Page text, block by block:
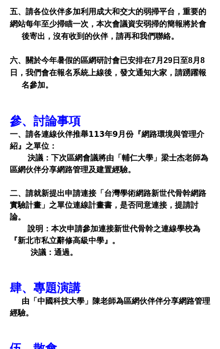
五、請各位伙伴多加利用成大和交大的弱掃平台，重要的
網站每年至少掃瞄一次，本次會議資安弱掃的簡報將於會
後寄出，沒有收到的伙伴，請再和我們聯絡。
六、關於今年暑假的區網研討會已安排在7月29日至8月8
日，我們會在報名系統上線後，發文通知大家，請踴躍報
名參加。
參、討論事項
一、 請各連線伙伴推舉113年9月份『網路環境與管理介
紹』之單位：
決議： 下次區網會議將由「輔仁大學」梁士杰老師為
區網伙伴分享網路管理及建置經驗。
二、請就新提出申請連接「台灣學術網路新世代骨幹網路
實驗計畫」之單位連線計畫書，是否同意連接，提請討
論。
說明：本次申請參加連接新世代骨幹之連線學校為
『新北市私立辭修高級中學』。
決議：通過。
肆、專題演講
由「中國科技大學」陳老師為區網伙伴伴分享網路管理
經驗。